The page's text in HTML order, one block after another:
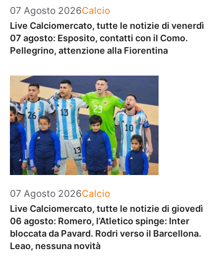
07 Agosto 2026Categorie
Calcio
Live Calciomercato, tutte le notizie di venerdì
07 agosto: Esposito, contatti con il Como.
Pellegrino, attenzione alla Fiorentina
07 Agosto 2026Categorie
Calcio
Live Calciomercato, tutte le notizie di giovedì
06 agosto: Romero, l’Atletico spinge: Inter
bloccata da Pavard. Rodri verso il Barcellona.
Leao, nessuna novità